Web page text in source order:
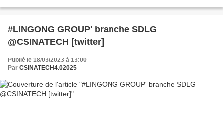
#LINGONG GROUP' branche SDLG
@CSINATECH [twitter]
Publié le 18/03/2023 à 13:00
Par CSINATECH4.02025